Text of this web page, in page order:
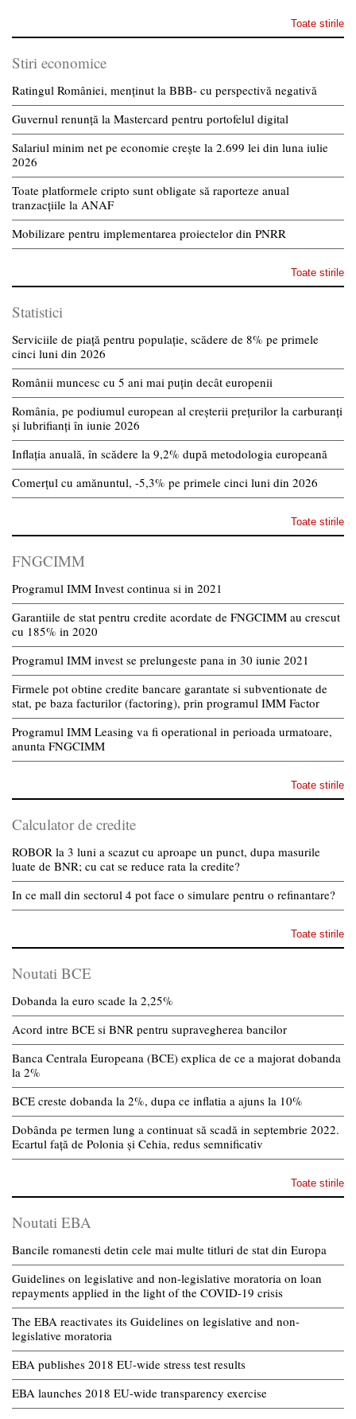
Toate stirile
Stiri economice
Ratingul României, menținut la BBB- cu perspectivă negativă
Guvernul renunță la Mastercard pentru portofelul digital
Salariul minim net pe economie crește la 2.699 lei din luna iulie
2026
Toate platformele cripto sunt obligate să raporteze anual
tranzacțiile la ANAF
Mobilizare pentru implementarea proiectelor din PNRR
Toate stirile
Statistici
Serviciile de piață pentru populație, scădere de 8% pe primele
cinci luni din 2026
Românii muncesc cu 5 ani mai puțin decât europenii
România, pe podiumul european al creșterii prețurilor la carburanți
și lubrifianți în iunie 2026
Inflația anuală, în scădere la 9,2% după metodologia europeană
Comerțul cu amănuntul, -5,3% pe primele cinci luni din 2026
Toate stirile
FNGCIMM
Programul IMM Invest continua si in 2021
Garantiile de stat pentru credite acordate de FNGCIMM au crescut
cu 185% in 2020
Programul IMM invest se prelungeste pana in 30 iunie 2021
Firmele pot obtine credite bancare garantate si subventionate de
stat, pe baza facturilor (factoring), prin programul IMM Factor
Programul IMM Leasing va fi operational in perioada urmatoare,
anunta FNGCIMM
Toate stirile
Calculator de credite
ROBOR la 3 luni a scazut cu aproape un punct, dupa masurile
luate de BNR; cu cat se reduce rata la credite?
In ce mall din sectorul 4 pot face o simulare pentru o refinantare?
Toate stirile
Noutati BCE
Dobanda la euro scade la 2,25%
Acord intre BCE si BNR pentru supravegherea bancilor
Banca Centrala Europeana (BCE) explica de ce a majorat dobanda
la 2%
BCE creste dobanda la 2%, dupa ce inflatia a ajuns la 10%
Dobânda pe termen lung a continuat să scadă in septembrie 2022.
Ecartul față de Polonia și Cehia, redus semnificativ
Toate stirile
Noutati EBA
Bancile romanesti detin cele mai multe titluri de stat din Europa
Guidelines on legislative and non-legislative moratoria on loan
repayments applied in the light of the COVID-19 crisis
The EBA reactivates its Guidelines on legislative and non-
legislative moratoria
EBA publishes 2018 EU-wide stress test results
EBA launches 2018 EU-wide transparency exercise